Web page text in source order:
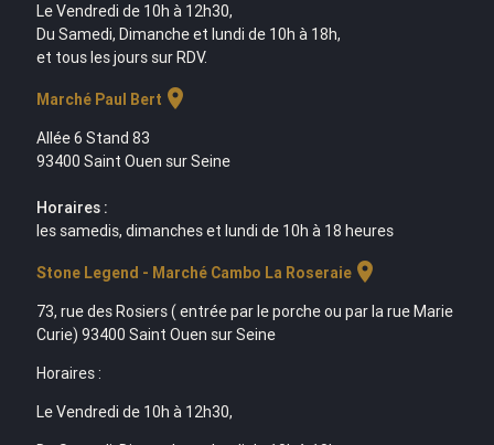
Le Vendredi de 10h à 12h30,
Du Samedi, Dimanche et lundi de 10h à 18h,
et tous les jours sur RDV.
Marché Paul Bert location_on
Allée 6 Stand 83
93400 Saint Ouen sur Seine
Horaires :
les samedis, dimanches et lundi de 10h à 18 heures
Stone Legend - Marché Cambo La Roseraielocation_on
73, rue des Rosiers ( entrée par le porche ou par la rue Marie
Curie) 93400 Saint Ouen sur Seine
Horaires :
Le Vendredi de 10h à 12h30,